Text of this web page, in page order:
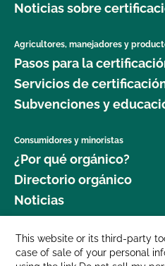
Noticias sobre
Agricultores, manejadores y
Pasos para la
Servicios de
Subvenciones y
Consumidores y minoristas
¿Por qué orgánico?
Directorio orgánico
Noticias
Donar
Carreras profesionales
This website or its third-party
case of sale of your personal